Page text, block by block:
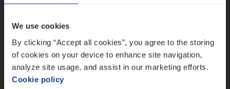
We use cookies
By clicking “Accept all cookies”, you agree to the storing
of cookies on your device to enhance site navigation,
analyze site usage, and assist in our marketing efforts.
Cookie policy
Dos­sier­be­heer­der Onder­ne­min­gen Van­b­
re­da Huys­mans — Mechelen